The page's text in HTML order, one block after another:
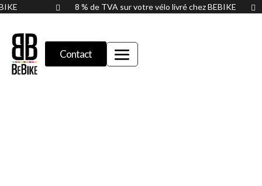
 8 % de TVA sur votre vélo livré chez BEBIKE 
Contact